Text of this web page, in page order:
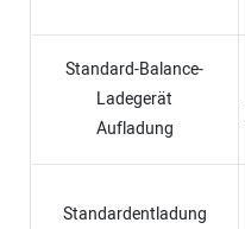
Standard-Balance-
Ladegerät
Aufladung
Standardentladung